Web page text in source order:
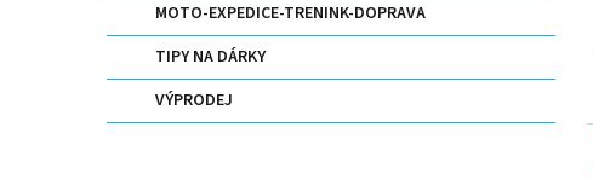
MOTO-EXPEDICE-TRENINK-DOPRAVA
TIPY NA DÁRKY
VÝPRODEJ